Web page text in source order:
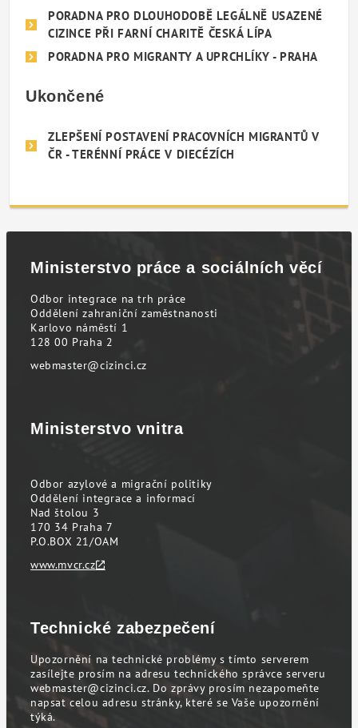
PORADNA PRO DLOUHODOBĚ LEGÁLNĚ USAZENÉ
CIZINCE PŘI FARNÍ CHARITĚ ČESKÁ LÍPA
PORADNA PRO MIGRANTY A UPRCHLÍKY - PRAHA
Ukončené
ZLEPŠENÍ POSTAVENÍ PRACOVNÍCH MIGRANTŮ V
ČR - TERÉNNÍ PRÁCE V DIECÉZÍCH
Ministerstvo práce a sociálních věcí
Odbor integrace na trh práce
Oddělení zahraniční zaměstnanosti
Karlovo náměstí 1
128 00 Praha 2
webmaster@cizinci.cz
Ministerstvo vnitra
Odbor azylové a migrační politiky
Oddělení integrace a informací
Nad štolou 3
170 34 Praha 7
P.O.BOX 21/OAM
www.mvcr.cz
Technické zabezpečení
Upozornění na technické problémy s tímto serverem
zasílejte prosím na adresu technického správce serveru
webmaster@cizinci.cz. Do zprávy prosím nezapomeňte
napsat celou adresu stránky, které se Vaše upozornění
týká.